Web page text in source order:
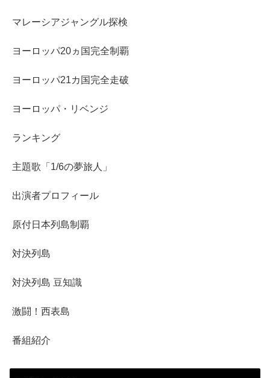
マレーシアジャングル探検
ヨーロッパ20ヵ国完全制覇
ヨーロッパ21カ国完全走破
ヨーロッパ・リベンジ
ランキング
主題歌「1/6の夢旅人」
出演者プロフィール
原付日本列島制覇
対決列島
対決列島 豆知識
激闘！西表島
番組紹介